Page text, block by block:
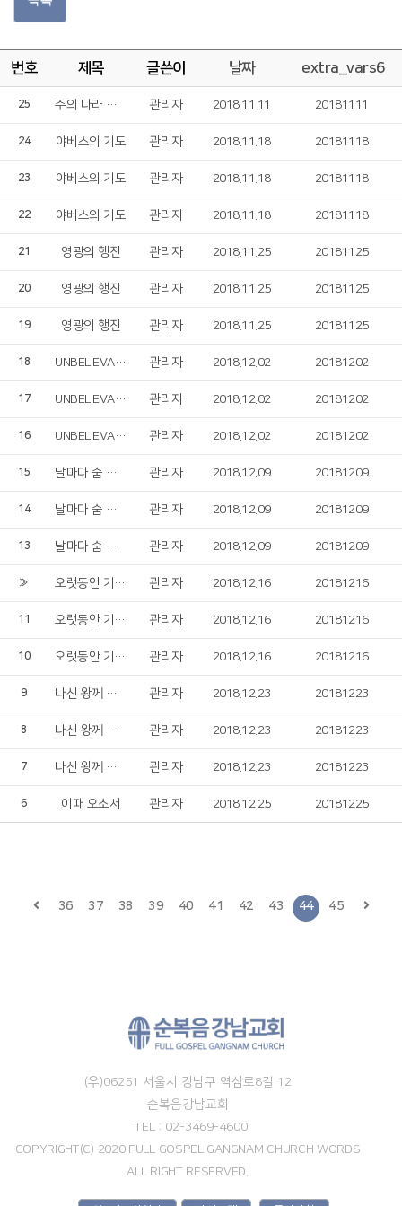
번호 제목 글쓴이 날짜 extra_vars6
25 주의 나라 임하소서 관리자 2018.11.11 20181111
24 야베스의 기도 관리자 2018.11.18 20181118
23 야베스의 기도 관리자 2018.11.18 20181118
22 야베스의 기도 관리자 2018.11.18 20181118
21 영광의 행진 관리자 2018.11.25 20181125
20 영광의 행진 관리자 2018.11.25 20181125
19 영광의 행진 관리자 2018.11.25 20181125
18 UNBELIEVABLE LOVE 관리자 2018.12.02 20181202
17 UNBELIEVABLE LOVE 관리자 2018.12.02 20181202
16 UNBELIEVABLE LOVE 관리자 2018.12.02 20181202
15 날마다 숨 쉬는 순간마다 관리자 2018.12.09 20181209
14 날마다 숨 쉬는 순간마다 관리자 2018.12.09 20181209
13 날마다 숨 쉬는 순간마다 관리자 2018.12.09 20181209
» 오랫동안 기다리던 관리자 2018.12.16 20181216
11 오랫동안 기다리던 관리자 2018.12.16 20181216
10 오랫동안 기다리던 관리자 2018.12.16 20181216
9 나신 왕께 경배하세 관리자 2018.12.23 20181223
8 나신 왕께 경배하세 관리자 2018.12.23 20181223
7 나신 왕께 경배하세 관리자 2018.12.23 20181223
6 이때 오소서 관리자 2018.12.25 20181225
36 37 38 39 40 41 42 43 44 45
(우)06251 서울시 강남구 역삼로8길 12
순복음강남교회
TEL : 02-3469-4600
COPYRIGHT(C) 2020 FULL GOSPEL GANGNAM CHURCH WORDS
ALL RIGHT RESERVED.